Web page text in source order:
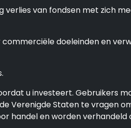
van fondsen met zich
doeleinden en
u investeert. Gebruikers
Verenigde Staten te vragen
handel en worden